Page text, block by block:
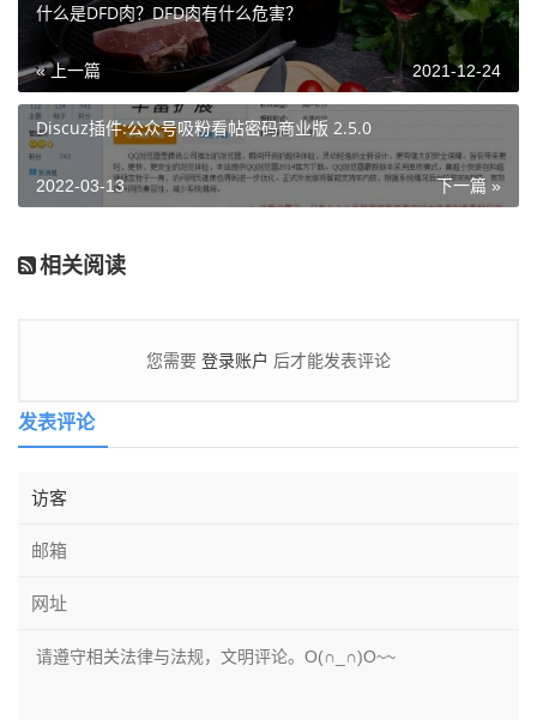
什么是DFD肉？DFD肉有什么危害？
« 上一篇 2021-12-24
Discuz插件:公众号吸粉看帖密码商业版 2.5.0
下一篇 »
2022-03-13
相关阅读
您需要 登录账户 后才能发表评论
发表评论